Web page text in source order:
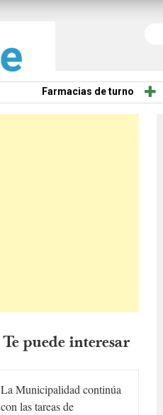
Farmacias de turno
Te puede interesar
La Municipalidad continúa
con las tareas de